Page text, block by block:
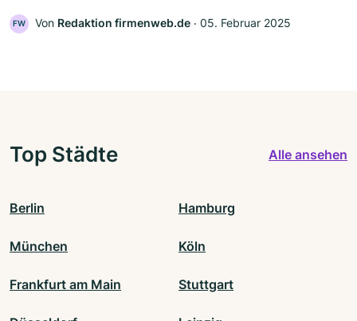
FW Von Redaktion firmenweb.de ‧ 05. Februar 2025
Top Städte Alle ansehen
Berlin Hamburg
München Köln
Frankfurt am Main Stuttgart